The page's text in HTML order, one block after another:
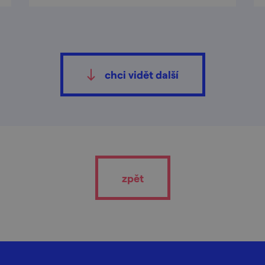
chci vidět další
zpět